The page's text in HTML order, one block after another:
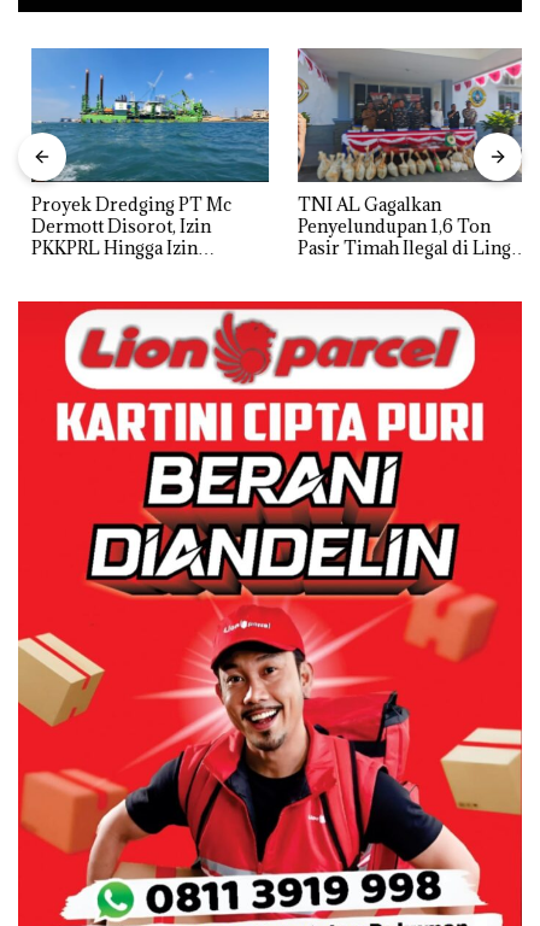
Proyek Dredging PT Mc
Dermott Disorot, Izin
PKKPRL Hingga Izin
TNI AL Gagalkan
Penyelundupan 1,6 Ton
Pasir Timah Ilegal di Lingga,
Diselundupkan ke Malaysia